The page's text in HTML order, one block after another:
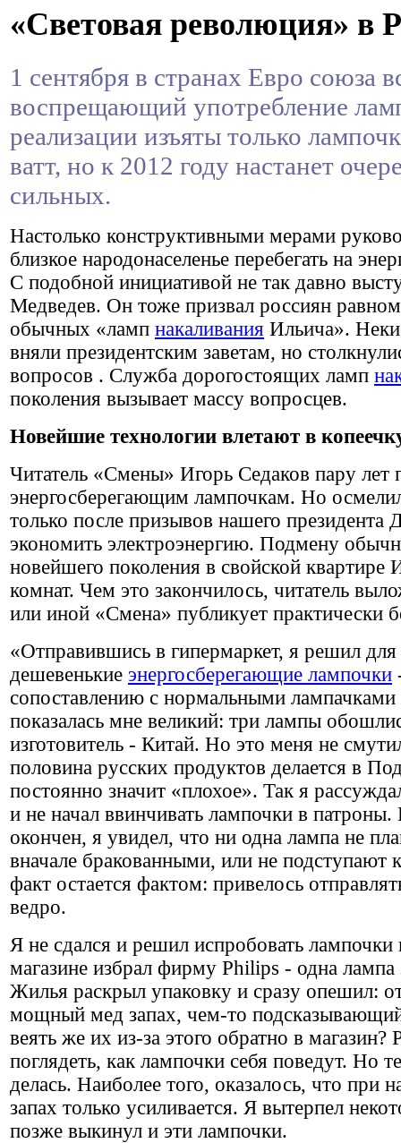
«Световая революция» в
1 сентября в странах Евро союза
воспрещающий употребление
реализации изъяты только
ватт, но к 2012 году настанет
сильных.
Настолько конструктивными мерами
близкое народонаселенье перебегать на
С подобной инициативой не так давно
Медведев. Он тоже призвал россиян
обычных «ламп накаливания Ильича».
вняли президентским заветам, но
вопросов . Служба дорогостоящих ламп
поколения вызывает массу вопросцев.
Новейшие технологии влетают в
Читатель «Смены» Игорь Седаков пару лет
энергосберегающим лампочкам. Но
только после призывов нашего президента
экономить электроэнергию. Подмену
новейшего поколения в свойской квартире
комнат. Чем это закончилось, читатель
или иной «Смена» публикует практически
«Отправившись в гипермаркет, я решил
дешевенькие энергосберегающие лампочки
сопоставлению с нормальными лампачками
показалась мне великий: три лампы
изготовитель - Китай. Но это меня не
половина русских продуктов делается в
постоянно значит «плохое». Так я
и не начал ввинчивать лампочки в
окончен, я увидел, что ни одна лампа не
вначале бракованными, или не
факт остается фактом: привелось
ведро.
Я не сдался и решил испробовать
магазине избрал фирму Philips - одна
Жилья раскрыл упаковку и сразу опешил:
мощный мед запах, чем-то
веять же их из-за этого обратно в
поглядеть, как лампочки себя поведут. Но
делась. Наиболее того, оказалось, что при
запах только усиливается. Я вытерпел
позже выкинул и эти лампочки.